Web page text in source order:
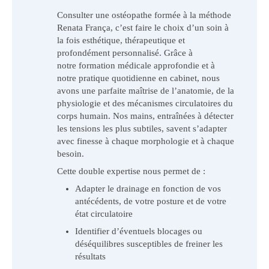
Consulter une ostéopathe formée à la méthode
Renata França, c’est faire le choix d’un soin à
la fois esthétique, thérapeutique et
profondément personnalisé. Grâce à
notre formation médicale approfondie et à
notre pratique quotidienne en cabinet, nous
avons une parfaite maîtrise de l’anatomie, de la
physiologie et des mécanismes circulatoires du
corps humain. Nos mains, entraînées à détecter
les tensions les plus subtiles, savent s’adapter
avec finesse à chaque morphologie et à chaque
besoin.
Cette double expertise nous permet de :
Adapter le drainage en fonction de vos
antécédents, de votre posture et de votre
état circulatoire
Identifier d’éventuels blocages ou
déséquilibres susceptibles de freiner les
résultats